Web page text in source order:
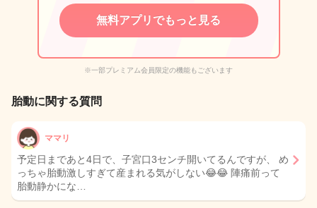
無料アプリでもっと見る
※一部プレミアム会員限定の機能もございます
胎動に関する質問
ママリ
予定日まであと4日で、子宮口3センチ開いてるんですが、 め
っちゃ胎動激しすぎて産まれる気がしない😂😂 陣痛前って
胎動静かにな…